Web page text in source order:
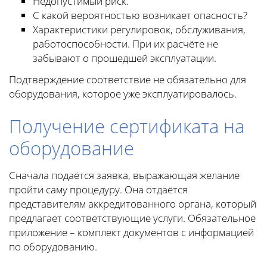
С какой вероятностью возникает опасность?
Характеристики регулировок, обслуживания,
работоспособности. При их расчёте не
забывают о прошедшей эксплуатации.
Подтверждение соответствие не обязательно для
оборудования, которое уже эксплуатировалось.
Получение сертификата на
оборудование
Сначала подаётся заявка, выражающая желание
пройти саму процедуру. Она отдаётся
представителям аккредитованного органа, который
предлагает соответствующие услуги. Обязательное
приложение – комплект документов с информацией
по оборудованию.